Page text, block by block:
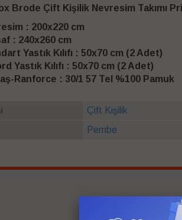
Brode Çift Kişilik Nevresim Takımı
: 200x220 cm
: 240x260 cm
Yastık Kılıfı : 50x70 cm (2 Adet)
Yastık Kılıfı : 50x70 cm (2 Adet)
Ranforce : 30/1 57 Tel %100 Pamuk
Çift Kişilik
Pembe